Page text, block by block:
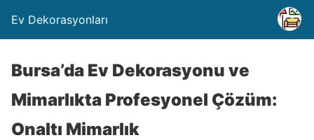
Ev Dekorasyonları
Bursa’da Ev Dekorasyonu ve
Mimarlıkta Profesyonel Çözüm:
Onaltı Mimarlık